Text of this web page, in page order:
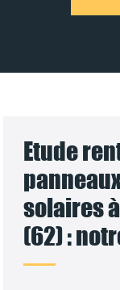
Etude
solaires
(62) :